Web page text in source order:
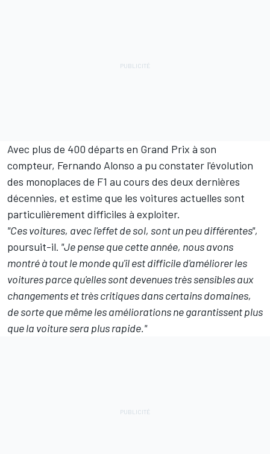
Avec plus de 400 départs en Grand Prix à son
compteur, Fernando Alonso a pu constater l'évolution
des monoplaces de F1 au cours des deux dernières
décennies, et estime que les voitures actuelles sont
particulièrement difficiles à exploiter.
"Ces voitures, avec l'effet de sol, sont un peu différentes",
poursuit-il. "Je pense que cette année, nous avons
montré à tout le monde qu'il est difficile d'améliorer les
voitures parce qu'elles sont devenues très sensibles aux
changements et très critiques dans certains domaines,
de sorte que même les améliorations ne garantissent plus
que la voiture sera plus rapide."